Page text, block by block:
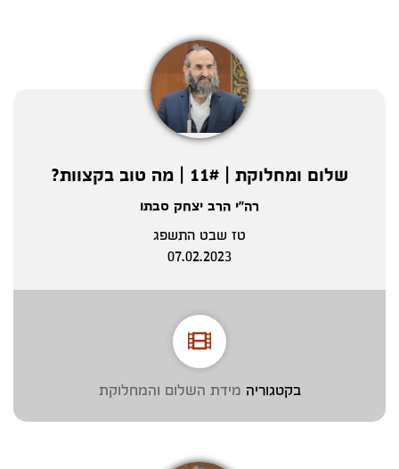
שלום ומחלוקת | 11# | מה טוב בקצוות?
רה"י הרב יצחק סבתו
טז שבט התשפג
07.02.2023
בקטגוריה מידת השלום והמחלוקת